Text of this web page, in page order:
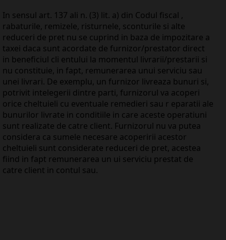
In sensul art. 137 ali n. (3) lit. a) din Codul fiscal ,
rabaturile, remizele, risturnele, sconturile si alte
reduceri de pret nu se cuprind in baza de impozitare a
taxei daca sunt acordate de furnizor/prestator direct
in beneficiul cli entului la momentul livrarii/prestarii si
nu constituie, in fapt, remunerarea unui serviciu sau
unei livrari. De exemplu, un furnizor livreaza bunuri si,
potrivit intelegerii dintre parti, furnizorul va acoperi
orice cheltuieli cu eventuale remedieri sau r eparatii ale
bunurilor livrate in conditiile in care aceste operatiuni
sunt realizate de catre client. Furnizorul nu va putea
considera ca sumele necesare acoperirii acestor
cheltuieli sunt considerate reduceri de pret, acestea
fiind in fapt remunerarea un ui serviciu prestat de
catre client in contul sau.